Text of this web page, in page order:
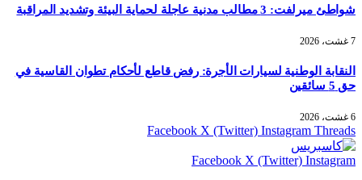
شواطئ ميرلفت: 3 مطالب مدنية عاجلة لحماية البيئة وتشديد المراقبة
7 غشت، 2026
النقابة الوطنية لسيارات الأجرة: رفض قاطع لأحكام تطوان القاسية في
حق 5 سائقين
6 غشت، 2026
Facebook X (Twitter) Instagram Threads
Facebook X (Twitter) Instagram